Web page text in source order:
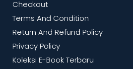
Checkout
Terms And Condition
Return And Refund Policy
Privacy Policy
Koleksi E-Book Terbaru